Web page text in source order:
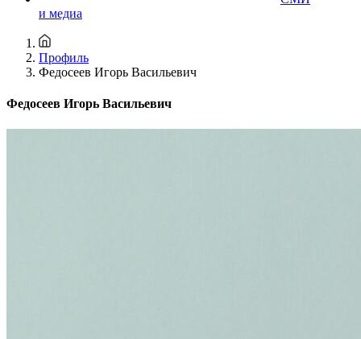
и медиа
Профиль
Федосеев Игорь Васильевич
Федосеев Игорь Васильевич